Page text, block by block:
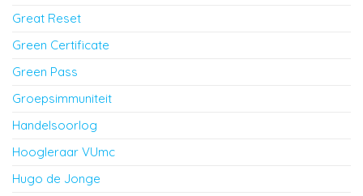
Great Reset
Green Certificate
Green Pass
Groepsimmuniteit
Handelsoorlog
Hoogleraar VUmc
Hugo de Jonge